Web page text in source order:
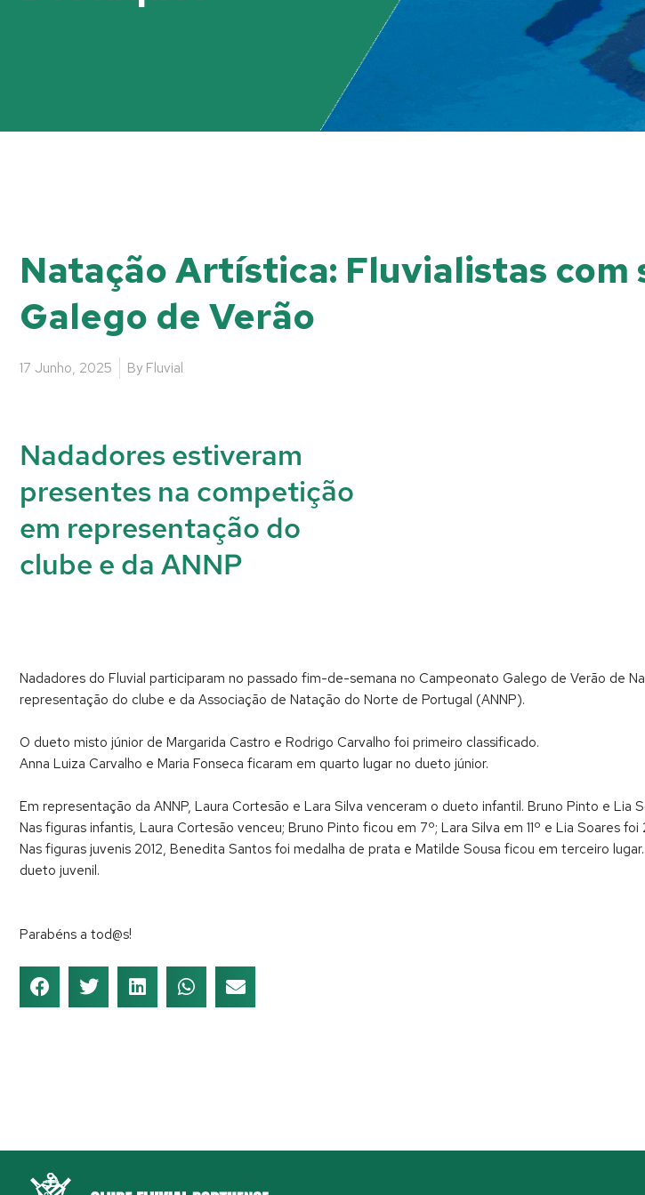
Natação Artística: Fluvialistas com
Galego de Verão
17 Junho, 2025 By Fluvial
Nadadores estiveram
presentes na competição
em representação do
clube e da ANNP
Nadadores do Fluvial participaram no passado fim-de-semana no Campeonato Galego de Verão de
representação do clube e da Associação de Natação do Norte de Portugal (ANNP).
O dueto misto júnior de Margarida Castro e Rodrigo Carvalho foi primeiro classificado.
Anna Luiza Carvalho e Maria Fonseca ficaram em quarto lugar no dueto júnior.
Em representação da ANNP, Laura Cortesão e Lara Silva venceram o dueto infantil. Bruno Pinto e Lia
Nas figuras infantis, Laura Cortesão venceu; Bruno Pinto ficou em 7º; Lara Silva em 11º e Lia Soares foi
Nas figuras juvenis 2012, Benedita Santos foi medalha de prata e Matilde Sousa ficou em terceiro
dueto juvenil.
Parabéns a tod@s!